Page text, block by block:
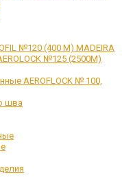
№120 (400 М) MADEIRA
№125 (2500М)
AEROFLOCK № 100,
шва